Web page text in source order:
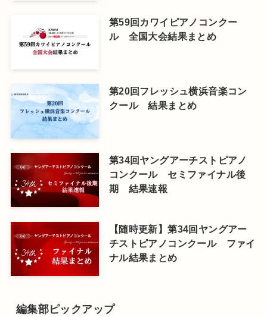
第59回カワイピアノコンクー
ル 全国大会結果まとめ
第20回フレッシュ横浜音楽コン
クール 結果まとめ
第34回ヤングアーチストピアノ
コンクール セミファイナル後
期 結果速報
【随時更新】第34回ヤングアー
チストピアノコンクール ファイ
ナル結果まとめ
編集部ピックアップ